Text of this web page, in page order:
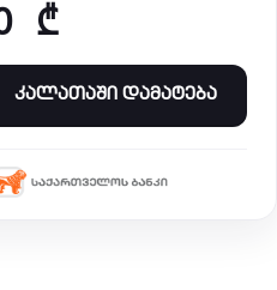
₾
ᲙᲐᲚᲐᲗᲐᲨᲘ ᲓᲐᲛᲐᲢᲔᲑᲐ